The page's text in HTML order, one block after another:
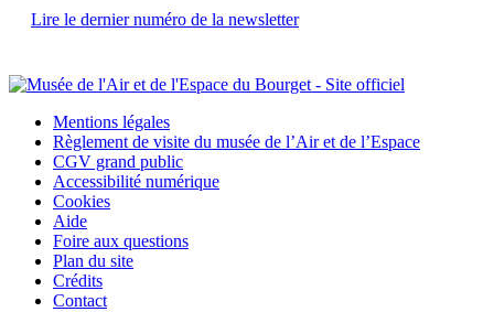
Lire le dernier numéro de la newsletter
Mentions légales
Règlement de visite du musée de l’Air et de l’Espace
CGV grand public
Accessibilité numérique
Cookies
Aide
Foire aux questions
Plan du site
Crédits
Contact